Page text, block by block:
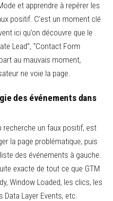
et apprendre à repérer les
positif. C’est un moment clé
ici qu’on découvre que le
Lead”, “Contact Form
au mauvais moment,
ne voie la page.
des événements dans
recherche un faux positif, est
la page problématique, puis
des événements à gauche.
exacte de tout ce que GTM
Window Loaded, les clics, les
Layer Events, etc.